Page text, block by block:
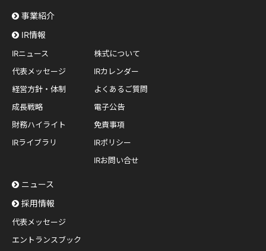
事業紹介
IR情報
IRニュース
代表メッセージ
経営方針・体制
成長戦略
財務ハイライト
IRライブラリ
株式について
IRカレンダー
よくあるご質問
電子公告
免責事項
IRポリシー
IRお問い合せ
ニュース
採用情報
代表メッセージ
エントランスブック